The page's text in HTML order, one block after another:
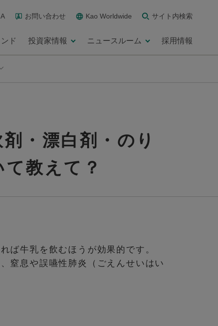
お問い合わせ Kao Worldwide サイト内検索
ド 投資家情報 ニュースルーム 採用情報
・漂白剤・のり
教えて？
ば牛乳を飲むほうが効果的です。
窒息や誤嚥性肺炎（ごえんせいはい